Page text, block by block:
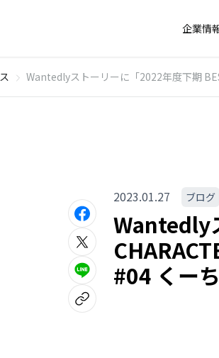
企業情
Wantedlyストーリーに「2022年度下期
2023.01.27 ブログ
Wantedly
#04 くー